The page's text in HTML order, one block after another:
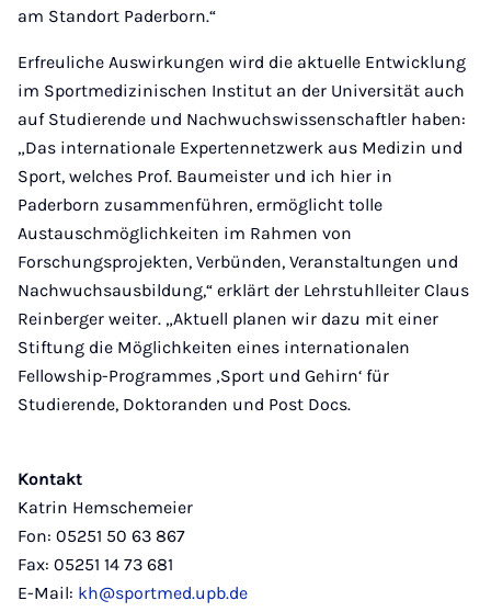
am Standort Paderborn.“
Erfreuliche Auswirkungen wird die aktuelle Entwicklung
im Sportmedizinischen Institut an der Universität auch
auf Studierende und Nachwuchswissenschaftler haben:
„Das internationale Expertennetzwerk aus Medizin und
Sport, welches Prof. Baumeister und ich hier in
Paderborn zusammenführen, ermöglicht tolle
Austauschmöglichkeiten im Rahmen von
Forschungsprojekten, Verbünden, Veranstaltungen und
Nachwuchsausbildung,“ erklärt der Lehrstuhlleiter Claus
Reinberger weiter. „Aktuell planen wir dazu mit einer
Stiftung die Möglichkeiten eines internationalen
Fellowship-Programmes ‚Sport und Gehirn‘ für
Studierende, Doktoranden und Post Docs.
Kontakt
Katrin Hemschemeier
Fon: 05251 50 63 867
Fax: 05251 14 73 681
E-Mail: kh@sportmed.upb.de